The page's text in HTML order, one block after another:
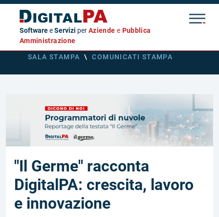
SoftwareeServizi perAziende e Pubblica
Amministrazione
SALA STAMPA \COMUNICATI STAMPA
"Il Germe" racconta
DigitalPA: crescita, lavoro
e innovazione